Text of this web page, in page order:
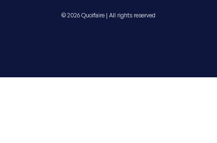
© 2026 Quoifaire | All rights reserved